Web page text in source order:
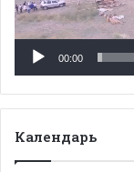
00:00
Календарь